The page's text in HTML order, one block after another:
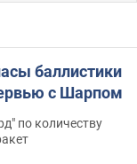
баллистики
с Шарпом
по количеству